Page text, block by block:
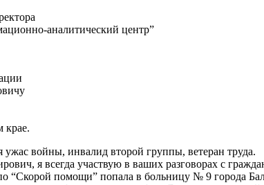
аналитический центр”
крае.
войны, инвалид второй группы, ветеран труда.
я всегда участвую в ваших разговорах с
“Скорой помощи” попала в больницу № 9 города